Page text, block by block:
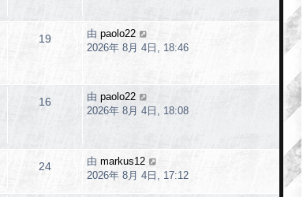
19 由 paolo22
2026年 8月 4日, 18:46
16 由 paolo22
2026年 8月 4日, 18:08
24 由 markus12
2026年 8月 4日, 17:12